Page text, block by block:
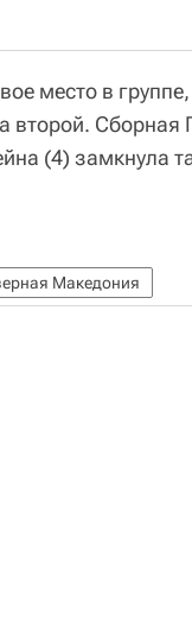
место в
второй. Сборная
(4) замкнула
Македония